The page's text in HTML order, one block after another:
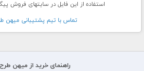
استفاده از این فایل در سایتهای فروش
تماس با تيم پشتيبانی ميهن
راهنمای خرید از میهن طرح